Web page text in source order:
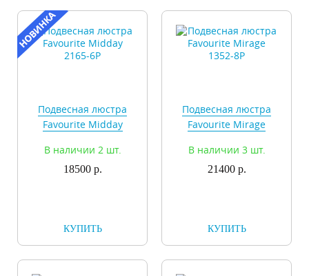
Подвесная люстра
Favourite Midday
В наличии 2 шт.
18500 р.
КУПИТЬ
Подвесная люстра
Favourite Mirage
В наличии 3 шт.
21400 р.
КУПИТЬ